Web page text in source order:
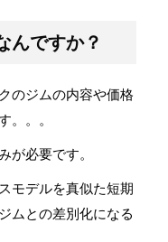
んですか？
のジムの内容や価格
。。。
が必要です。
モデルを真似た短期
ムとの差別化になる